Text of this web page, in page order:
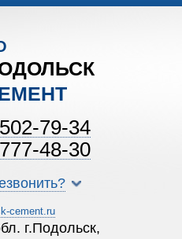
502-79-34
777-48-30
cement.ru
г.Подольск,